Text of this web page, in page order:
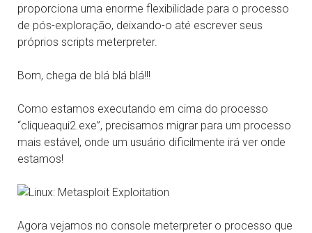
proporciona uma enorme flexibilidade para o processo
de pós-exploração, deixando-o até escrever seus
próprios scripts meterpreter.
Bom, chega de blá blá blá!!!
Como estamos executando em cima do processo
“cliqueaqui2.exe”, precisamos migrar para um processo
mais estável, onde um usuário dificilmente irá ver onde
estamos!
Agora vejamos no console meterpreter o processo que